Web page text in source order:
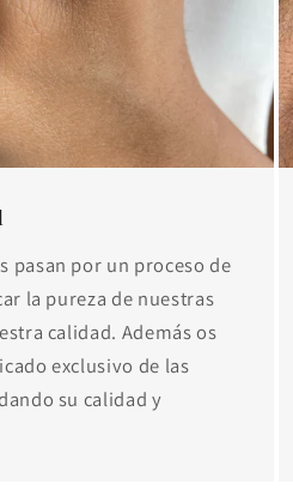
pasan por un proceso de
la pureza de nuestras
calidad. Además os
exclusivo de las
su calidad y